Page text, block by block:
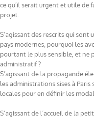
ce qu’il serait urgent et utile de
projet.
S’agissant des rescrits qui
pays modernes, pourquoi les
pourtant le plus sensible, et ne
administratif ?
S’agissant de la propagande
les administrations sises à
locales pour en définir les
S’agissant de l’accueil de la